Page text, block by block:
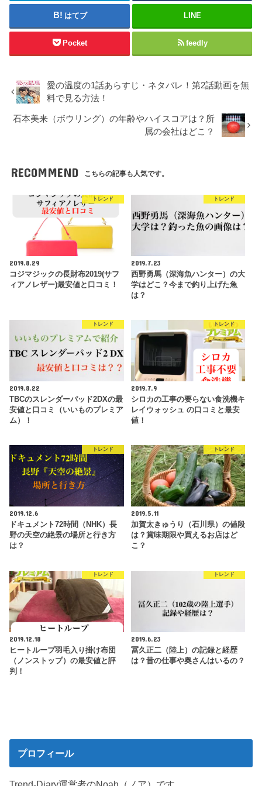
はてブ LINE
Pocket feedly
愛の温度の1話あらすじ・ネタバレ！第2話動画を無
料で見る方法！
石本美来（ボウリング）の年齢やハイスコアは？所
属の会社はどこ？
RECOMMEND こちらの記事も人気です。
トレンド
2019.8.29
コジマジックの長財布2019(サフ
ィアノレザー)最安値と口コミ！
トレンド
2019.7.23
西野勇馬（深海魚ハンター）の大
学はどこ？今まで釣り上げた魚
は？
トレンド
2019.8.22
TBCのスレンダーパッド2DXの最
安値と口コミ（いいものプレミア
ム）！
トレンド
2019.7.9
シロカの工事の要らない食洗機キ
レイウォッシュ の口コミと最安
値！
トレンド
2019.12.6
ドキュメント72時間（NHK）長
野の天空の絶景の場所と行き方
は？
トレンド
2019.5.11
加賀太きゅうり（石川県）の値段
は？賞味期限や買えるお店はど
こ？
トレンド
2019.12.18
ヒートループ羽毛入り掛け布団
（ノンストップ）の最安値と評
判！
トレンド
2019.6.23
冨久正二（陸上）の記録と経歴
は？昔の仕事や奥さんはいるの？
プロフィール